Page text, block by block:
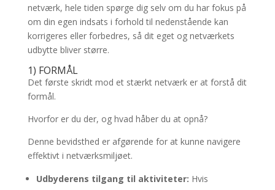
netværk, hele tiden spørge dig selv om du har fokus på
om din egen indsats i forhold til nedenstående kan
korrigeres eller forbedres, så dit eget og netværkets
udbytte bliver større.
1) FORMÅL
Det første skridt mod et stærkt netværk er at forstå dit
formål.
Hvorfor er du der, og hvad håber du at opnå?
Denne bevidsthed er afgørende for at kunne navigere
effektivt i netværksmiljøet.
Udbyderens tilgang til aktiviteter: Hvis